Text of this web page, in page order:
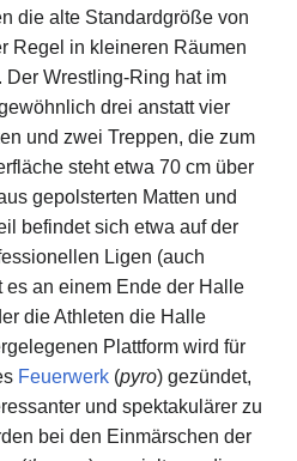
die alte Standardgröße von
Regel in kleineren Räumen
Wrestling-Ring hat im
drei anstatt vier
und zwei Treppen, die zum
steht etwa 70 cm über
gepolsterten Matten und
befindet sich etwa auf der
Ligen (auch
es an einem Ende der Halle
die Athleten die Halle
Plattform wird für
Feuerwerk (pyro) gezündet,
und spektakulärer zu
bei den Einmärschen der